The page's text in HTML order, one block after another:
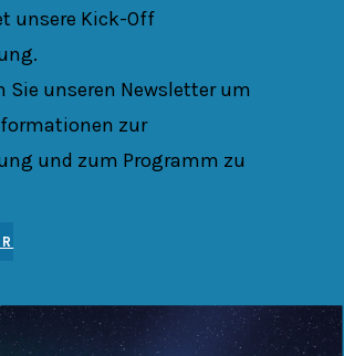
unsere Kick-Off
Sie unseren Newsletter um
zur
und zum Programm zu